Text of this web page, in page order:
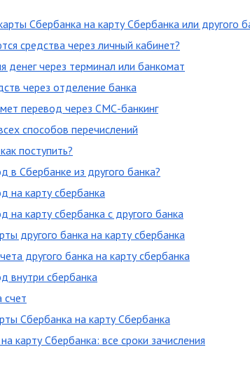
Сбербанка на карту Сбербанка или другого
средства через личный кабинет?
денег через терминал или банкомат
через отделение банка
перевод через СМС-банкинг
способов перечислений
поступить?
в Сбербанке из другого банка?
на карту сбербанка
на карту сбербанка с другого банка
другого банка на карту сбербанка
другого банка на карту сбербанка
внутри сбербанка
счет
Сбербанка на карту Сбербанка
карту Сбербанка: все сроки зачисления